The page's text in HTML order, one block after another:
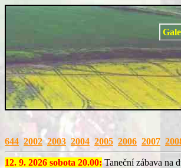
644 2002 2003 2004 2005 2006 2007
12. 9. 2026 sobota 20.00:Taneční zábava na